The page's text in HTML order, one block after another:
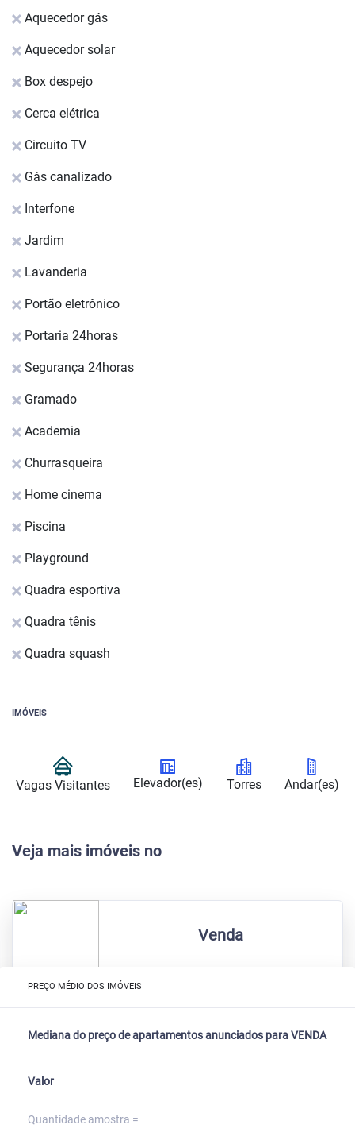
Aquecedor gás
Aquecedor solar
Box despejo
Cerca elétrica
Circuito TV
Gás canalizado
Interfone
Jardim
Lavanderia
Portão eletrônico
Portaria 24horas
Segurança 24horas
Gramado
Academia
Churrasqueira
Home cinema
Piscina
Playground
Quadra esportiva
Quadra tênis
Quadra squash
IMÓVEIS
Vagas Visitantes Elevador(es) Torres Andar(es)
Veja mais imóveis no
Venda
PREÇO MÉDIO DOS IMÓVEIS
Mediana do preço de apartamentos anunciados para VENDA
Valor
Quantidade amostra =